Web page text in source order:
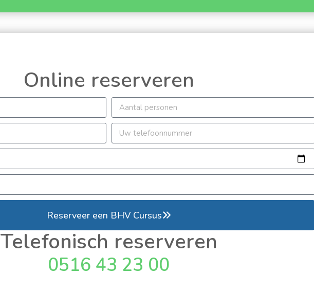
Online reserveren
Reserveer een BHV Cursus
Telefonisch reserveren
0516 43 23 00